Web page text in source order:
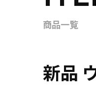
商品一覧
新品